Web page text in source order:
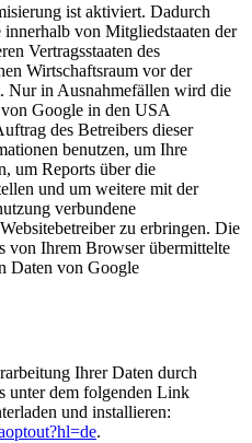
ist aktiviert. Dadurch
von Mitgliedstaaten der
Vertragsstaaten des
Wirtschaftsraum vor der
in Ausnahmefällen wird die
Google in den USA
des Betreibers dieser
benutzen, um Ihre
um Reports über die
und um weitere mit der
verbundene
zu erbringen. Die
von Ihrem Browser übermittelte
Daten von Google
Ihrer Daten durch
unter dem folgenden Link
und installieren:
.